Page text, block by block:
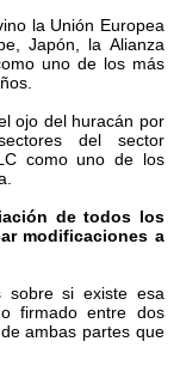
la Unión Europea
Japón, la Alianza
uno de los más
ojo del huracán por
del sector
como uno de los
de todos los
modificaciones a
sobre si existe esa
firmado entre dos
ambas partes que